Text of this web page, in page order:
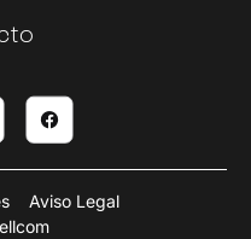
Aviso Legal